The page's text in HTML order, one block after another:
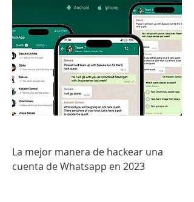
La mejor manera de hackear una
cuenta de Whatsapp en 2023